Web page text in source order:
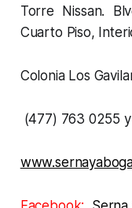
Torre Nissan.
Cuarto Piso,
Colonia Los
(477) 763 0255